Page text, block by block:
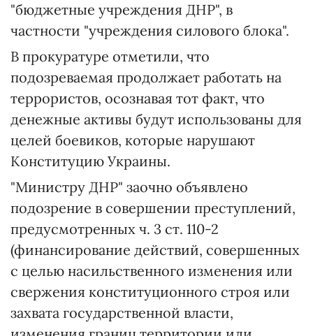
"бюджетные учреждения ДНР", в
частности "учреждения силового блока".
В прокуратуре отметили, что
подозреваемая продолжает работать на
террористов, осознавая тот факт, что
денежные активы будут использованы для
целей боевиков, которые нарушают
Конституцию Украины.
"Министру ДНР" заочно объявлено
подозрение в совершении преступлений,
предусмотренных ч. 3 ст. 110-2
(финансирование действий, совершенных
с целью насильственного изменения или
свержения конституционного строя или
захвата государственной власти,